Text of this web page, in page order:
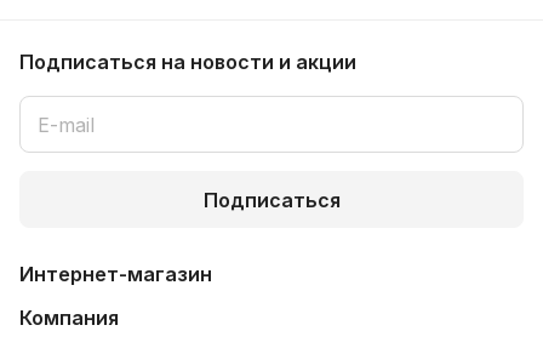
Подписаться на новости и акции
Подписаться
Интернет-магазин
Компания